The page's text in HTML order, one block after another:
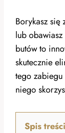
Borykasz się
lub
butów to
skutecznie
tego
niego
Spis treści